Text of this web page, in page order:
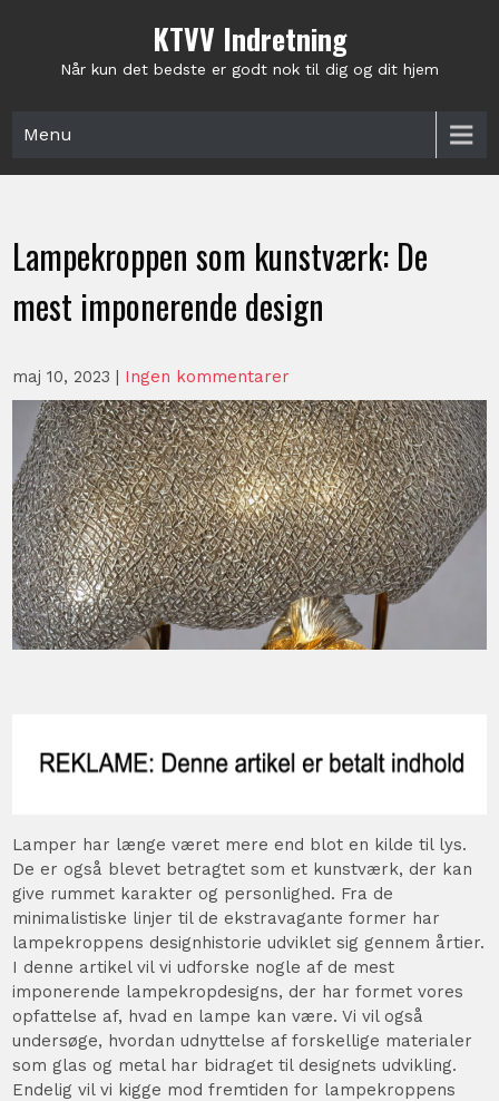
KTVV Indretning
Når kun det bedste er godt nok til dig og dit hjem
Menu
Lampekroppen som kunstværk: De
mest imponerende design
maj 10, 2023 | Ingen kommentarer
Lamper har længe været mere end blot en kilde til lys.
De er også blevet betragtet som et kunstværk, der kan
give rummet karakter og personlighed. Fra de
minimalistiske linjer til de ekstravagante former har
lampekroppens designhistorie udviklet sig gennem årtier.
I denne artikel vil vi udforske nogle af de mest
imponerende lampekropdesigns, der har formet vores
opfattelse af, hvad en lampe kan være. Vi vil også
undersøge, hvordan udnyttelse af forskellige materialer
som glas og metal har bidraget til designets udvikling.
Endelig vil vi kigge mod fremtiden for lampekroppens